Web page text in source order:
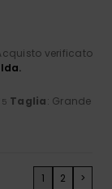
verificato
Taglia: Grande
1 2 >